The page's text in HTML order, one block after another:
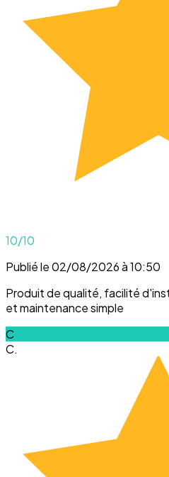
10/10
Publié le 02/08/2026 à 10:50
Produit de qualité, facilité
et maintenance simple
C
C.